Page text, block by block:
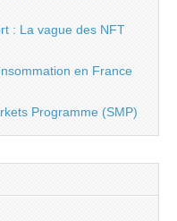
: La vague des NFT
en France
Programme (SMP)